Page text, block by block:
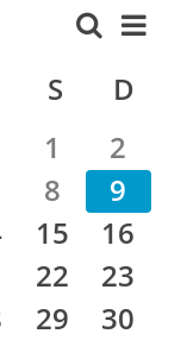
y
vistas
de
Buscar
Mes
VIERNES
S SÁBADO
D
1
2
8
9
15
16
22
23
29
30